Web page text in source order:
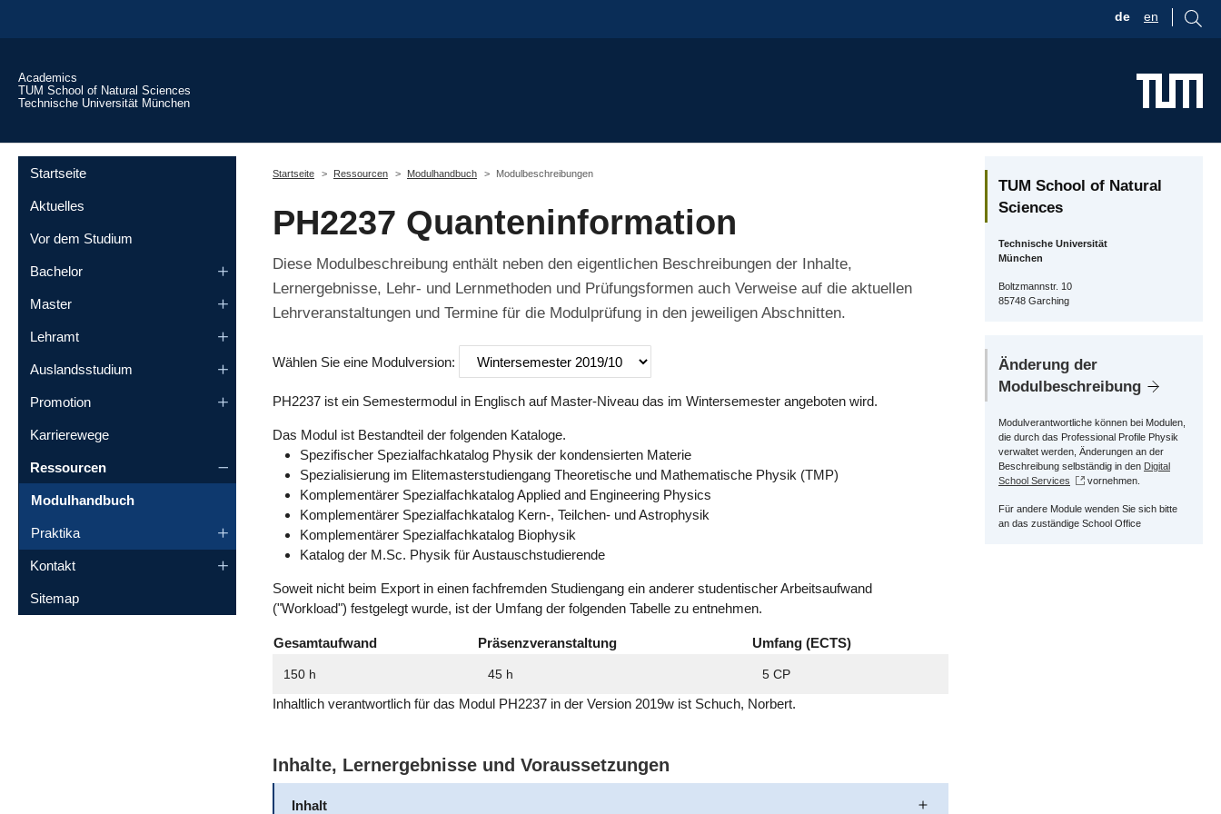
de en
Academics
TUM School of Natural Sciences
Technische Universität München
Startseite
Aktuelles
Vor dem Studium
Bachelor
Master
Lehramt
Auslandsstudium
Promotion
Karrierewege
Ressourcen
Modulhandbuch
Praktika
Kontakt
Sitemap
Startseite
Ressourcen Modulhandbuch Modulbeschreibungen
PH2237 Quanteninformation
Diese Modulbeschreibung enthält neben den eigentlichen Beschreibungen der Inhalte,
Lernergebnisse, Lehr- und Lernmethoden und Prüfungsformen auch Verweise auf die aktuellen
Lehrveranstaltungen und Termine für die Modulprüfung in den jeweiligen Abschnitten.
Wählen Sie eine Modulversion:
PH2237 ist ein Semestermodul in Englisch auf Master-Niveau das im Wintersemester angeboten wird.
Das Modul ist Bestandteil der folgenden Kataloge.
Spezifischer Spezialfachkatalog Physik der kondensierten Materie
Spezialisierung im Elitemasterstudiengang Theoretische und Mathematische Physik (TMP)
Komplementärer Spezialfachkatalog Applied and Engineering Physics
Komplementärer Spezialfachkatalog Kern-, Teilchen- und Astrophysik
Komplementärer Spezialfachkatalog Biophysik
Katalog der M.Sc. Physik für Austauschstudierende
Soweit nicht beim Export in einen fachfremden Studiengang ein anderer studentischer Arbeitsaufwand
("Workload") festgelegt wurde, ist der Umfang der folgenden Tabelle zu entnehmen.
Gesamtaufwand Präsenzveranstaltung Umfang (ECTS)
150 h 45 h 5 CP
Inhaltlich verantwortlich für das Modul PH2237 in der Version 2019w ist Schuch, Norbert.
Inhalte, Lernergebnisse und Voraussetzungen
Inhalt
TUM School of Natural
Sciences
Technische Universität
München
Boltzmannstr. 10
85748 Garching
Änderung der
Modulbeschreibung
Modulverantwortliche können bei Modulen,
die durch das Professional Profile Physik
verwaltet werden, Änderungen an der
Beschreibung selbständig in den Digital
School Services
vornehmen.
Für andere Module wenden Sie sich bitte
an das zuständige School Office